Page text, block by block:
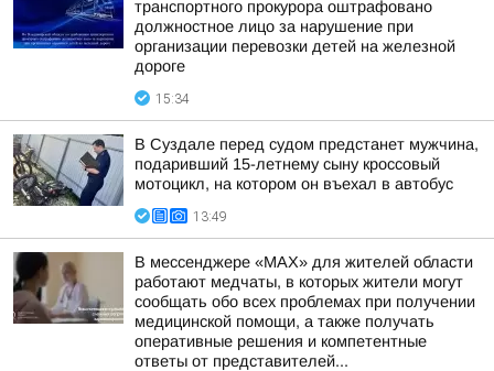
транспортного прокурора оштрафовано
должностное лицо за нарушение при
организации перевозки детей на железной
дороге
15:34
В Суздале перед судом предстанет мужчина,
подаривший 15-летнему сыну кроссовый
мотоцикл, на котором он въехал в автобус
13:49
В мессенджере «MAX» для жителей области
работают медчаты, в которых жители могут
сообщать обо всех проблемах при получении
медицинской помощи, а также получать
оперативные решения и компетентные
ответы от представителей...